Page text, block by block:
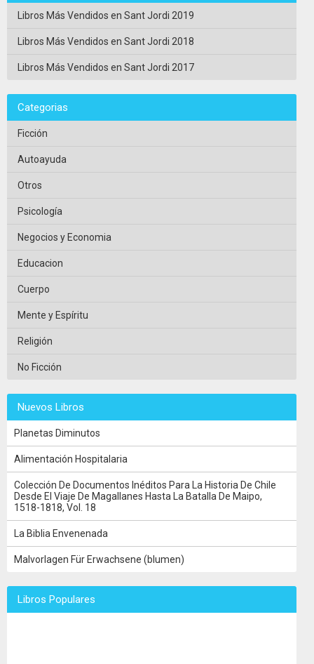
Libros Más Vendidos en Sant Jordi 2019
Libros Más Vendidos en Sant Jordi 2018
Libros Más Vendidos en Sant Jordi 2017
Categorias
Ficción
Autoayuda
Otros
Psicología
Negocios y Economia
Educacion
Cuerpo
Mente y Espíritu
Religión
No Ficción
Nuevos Libros
Planetas Diminutos
Alimentación Hospitalaria
Colección De Documentos Inéditos Para La Historia De Chile
Desde El Viaje De Magallanes Hasta La Batalla De Maipo,
1518-1818, Vol. 18
La Biblia Envenenada
Malvorlagen Für Erwachsene (blumen)
Libros Populares